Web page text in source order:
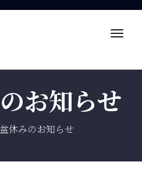
お知らせ
休みのお知らせ